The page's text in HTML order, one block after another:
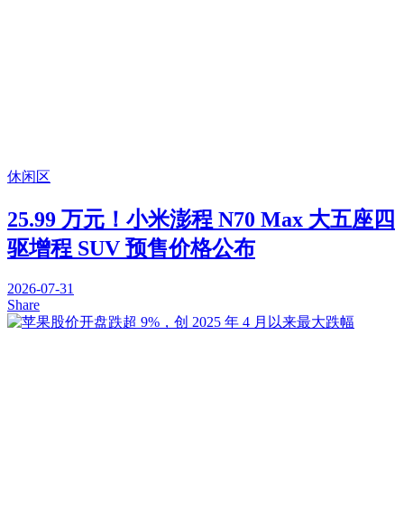
休闲区
25.99 万元！小米澎程 N70 Max 大五座四
驱增程 SUV 预售价格公布
2026-07-31
Share